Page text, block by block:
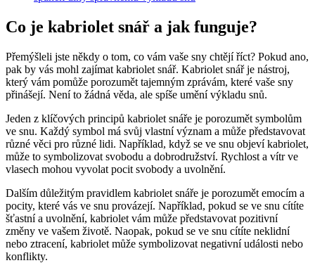
Co je kabriolet snář a jak funguje?
Přemýšleli jste někdy o tom, co vám vaše sny chtějí říct? Pokud ano,
pak by vás mohl zajímat kabriolet snář. Kabriolet snář je nástroj,
který vám pomůže porozumět tajemným zprávám, které vaše sny
přinášejí. Není to žádná věda, ale spíše umění výkladu snů.
Jeden z klíčových principů kabriolet snáře je porozumět symbolům
ve snu. Každý symbol má svůj vlastní význam a může představovat
různé věci pro různé lidi. Například, když se ve snu objeví kabriolet,
může to symbolizovat svobodu a dobrodružství. Rychlost a vítr ve
vlasech mohou vyvolat pocit svobody a uvolnění.
Dalším důležitým pravidlem kabriolet snáře je porozumět emocím a
pocity, které vás ve snu provázejí. Například, pokud se ve snu cítíte
šťastní a uvolnění, kabriolet vám může představovat pozitivní
změny ve vašem životě. Naopak, pokud se ve snu cítíte neklidní
nebo ztracení, kabriolet může symbolizovat negativní události nebo
konflikty.